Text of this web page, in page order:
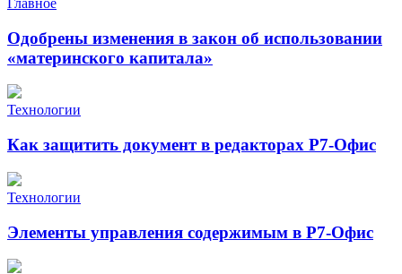
Главное
Одобрены изменения в закон об использовании
«материнского капитала»
Технологии
Как защитить документ в редакторах Р7-Офис
Технологии
Элементы управления содержимым в Р7-Офис